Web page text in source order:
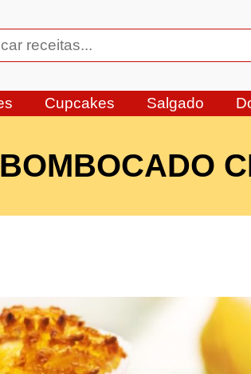
Cupcakes Salgado
BOMBOCADO